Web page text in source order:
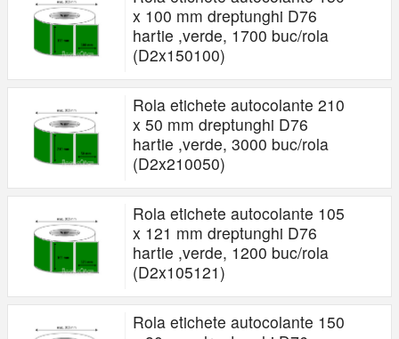
x 100 mm dreptunghi D76
hartie ,verde, 1700 buc/rola
(D2x150100)
Rola etichete autocolante 210
x 50 mm dreptunghi D76
hartie ,verde, 3000 buc/rola
(D2x210050)
Rola etichete autocolante 105
x 121 mm dreptunghi D76
hartie ,verde, 1200 buc/rola
(D2x105121)
Rola etichete autocolante 150